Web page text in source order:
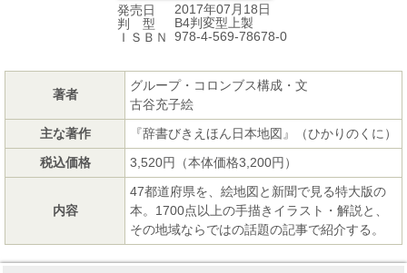
発売日
2017年07月18日
判 型
B4判変型上製
ＩＳＢＮ
978-4-569-78678-0
著者
グループ・コロンブス構成・文
古谷充子絵
主な著作
『辞書びきえほん日本地図』（ひかりのくに）
税込価格
3,520円（本体価格3,200円）
内容
47都道府県を、絵地図と新聞で見る特大版の
本。1700点以上の手描きイラスト・解説と、
その地域ならではの話題の記事で紹介する。